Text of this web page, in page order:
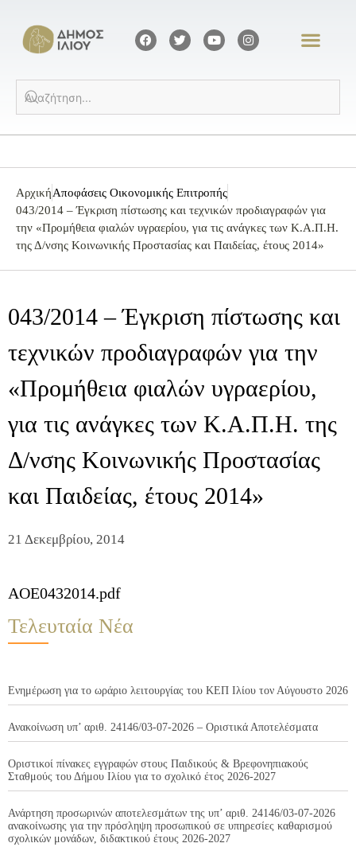
ΑρχικήΑποφάσεις Οικονομικής Επιτροπής
043/2014 – Έγκριση πίστωσης και τεχνικών προδιαγραφών για
την «Προμήθεια φιαλών υγραερίου, για τις ανάγκες των Κ.Α.Π.Η.
της Δ/νσης Κοινωνικής Προστασίας και Παιδείας, έτους 2014»
043/2014 – Έγκριση πίστωσης και
τεχνικών προδιαγραφών για την
«Προμήθεια φιαλών υγραερίου,
για τις ανάγκες των Κ.Α.Π.Η. της
Δ/νσης Κοινωνικής Προστασίας
και Παιδείας, έτους 2014»
21 Δεκεμβρίου, 2014
AOE0432014.pdf
Τελευταία Νέα
Ενημέρωση για το ωράριο λειτουργίας του ΚΕΠ Ιλίου τον Αύγουστο 2026
Ανακοίνωση υπ’ αριθ. 24146/03-07-2026 – Οριστικά Αποτελέσματα
Οριστικοί πίνακες εγγραφών στους Παιδικούς & Βρεφονηπιακούς
Σταθμούς του Δήμου Ιλίου για το σχολικό έτος 2026-2027
Ανάρτηση προσωρινών αποτελεσμάτων της υπ’ αριθ. 24146/03-07-2026
ανακοίνωσης για την πρόσληψη προσωπικού σε υπηρεσίες καθαρισμού
σχολικών μονάδων, διδακτικού έτους 2026-2027